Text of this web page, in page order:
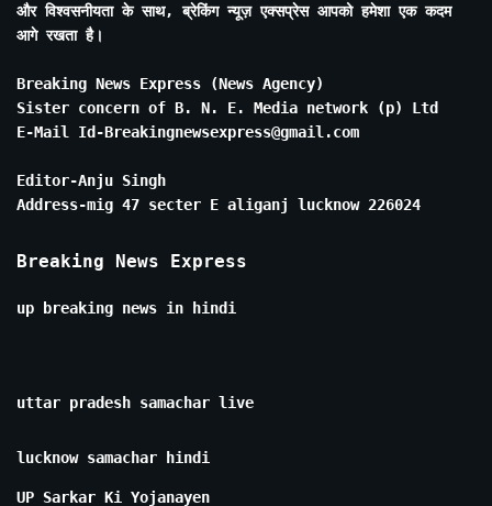
और विश्वसनीयता के साथ, ब्रेकिंग न्यूज़ एक्सप्रेस आपको हमेशा एक कदम
आगे रखता है।
Breaking News Express (News Agency)
Sister concern of B. N. E. Media network (p) Ltd
E-Mail Id-Breakingnewsexpress@gmail.com
Editor-Anju Singh
Address-mig 47 secter E aliganj lucknow 226024
Breaking News Express
up breaking news in hindi
uttar pradesh samachar live
lucknow samachar hindi
UP Sarkar Ki Yojanayen